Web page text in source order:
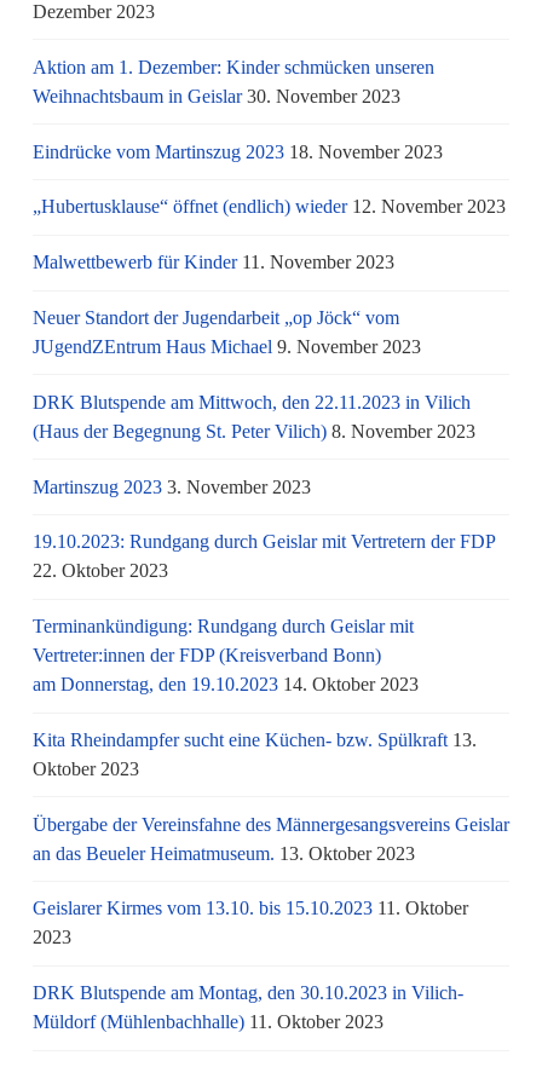
Dezember 2023
Aktion am 1. Dezember: Kinder schmücken unseren
Weihnachtsbaum in Geislar 30. November 2023
Eindrücke vom Martinszug 2023 18. November 2023
„Hubertusklause“ öffnet (endlich) wieder 12. November 2023
Malwettbewerb für Kinder 11. November 2023
Neuer Standort der Jugendarbeit „op Jöck“ vom
JUgendZEntrum Haus Michael 9. November 2023
DRK Blutspende am Mittwoch, den 22.11.2023 in Vilich
(Haus der Begegnung St. Peter Vilich) 8. November 2023
Martinszug 2023 3. November 2023
19.10.2023: Rundgang durch Geislar mit Vertretern der FDP
22. Oktober 2023
Terminankündigung: Rundgang durch Geislar mit
Vertreter:innen der FDP (Kreisverband Bonn)
am Donnerstag, den 19.10.2023 14. Oktober 2023
Kita Rheindampfer sucht eine Küchen- bzw. Spülkraft 13.
Oktober 2023
Übergabe der Vereinsfahne des Männergesangsvereins Geislar
an das Beueler Heimatmuseum. 13. Oktober 2023
Geislarer Kirmes vom 13.10. bis 15.10.2023 11. Oktober
2023
DRK Blutspende am Montag, den 30.10.2023 in Vilich-
Müldorf (Mühlenbachhalle) 11. Oktober 2023